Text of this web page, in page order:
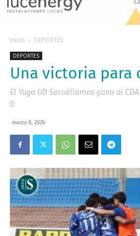
Inicio DEPORTES
DEPORTES
Una victoria para
El Yugo UD Socuéllamos gana al
0
marzo 8, 2026